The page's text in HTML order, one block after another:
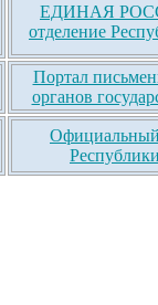
ЕДИНАЯ
отделение
Портал
органов
Официальный